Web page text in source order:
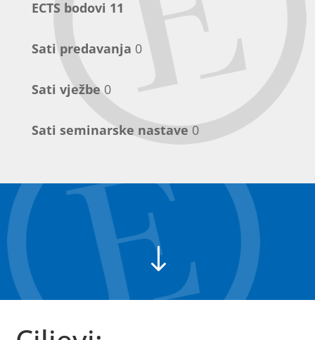
ECTS bodovi 11
Sati predavanja 0
Sati vježbe0
Sati seminarske nastave0
"